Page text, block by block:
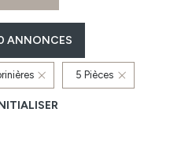
ANNONCES
5 Pièces